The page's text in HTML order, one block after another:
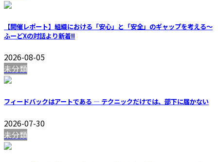
【開催レポート】組織における「安心」と「安全」のギャップを考える〜
ふーどXの対話より新着!!
2026-08-05
未分類
フィードバックはアートである — テクニックだけでは、部下に届かない
2026-07-30
未分類